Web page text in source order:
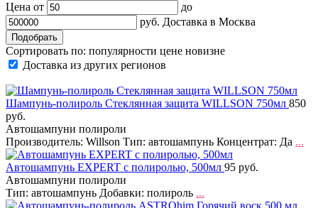
Цена от
до
руб. Доставка в Москва
Сортировать по: популярности цене новизне
Доставка из других регионов
Шампунь-полироль Стеклянная защита WILLSON 750мл 850
руб.
Автошампуни полироли
Производитель: Willson Тип: автошампунь Концентрат: Да ...
Автошампунь EXPERT с полиролью, 500мл 95 руб.
Автошампуни полироли
Тип: автошампунь Добавки: полироль ...